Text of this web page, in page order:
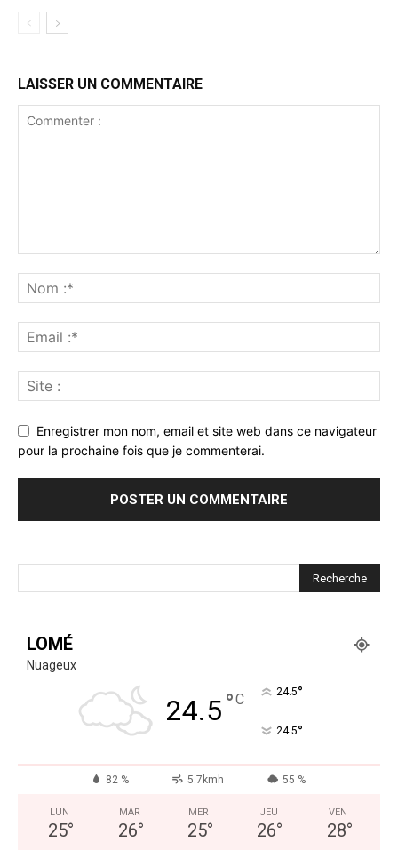
LAISSER UN COMMENTAIRE
Enregistrer mon nom, email et site web dans ce navigateur
pour la prochaine fois que je commenterai.
LOMÉ
Nuageux
24.5°C 24.5°
24.5°
82 % 5.7kmh 55 %
LUN
25°
MAR
26°
MER
25°
JEU
26°
VEN
28°